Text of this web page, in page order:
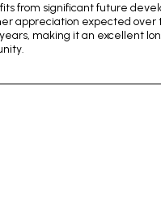
from significant future
appreciation expected over
making it an excellent